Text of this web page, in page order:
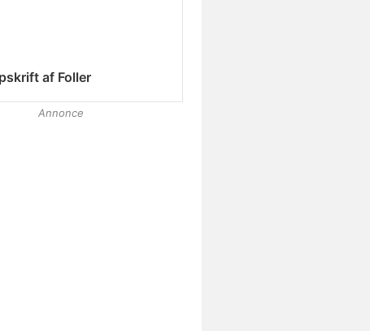
af Foller
Annonce